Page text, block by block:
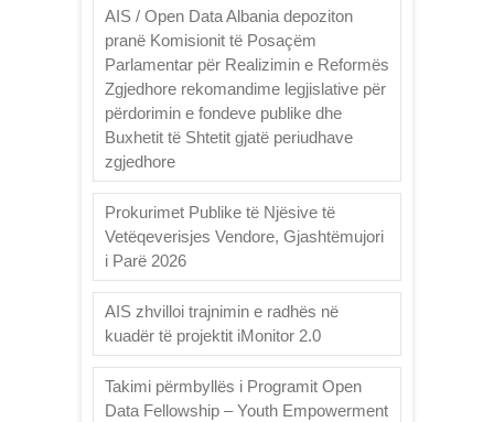
AIS / Open Data Albania depoziton
pranë Komisionit të Posaçëm
Parlamentar për Realizimin e Reformës
Zgjedhore rekomandime legjislative për
përdorimin e fondeve publike dhe
Buxhetit të Shtetit gjatë periudhave
zgjedhore
Prokurimet Publike të Njësive të
Vetëqeverisjes Vendore, Gjashtëmujori
i Parë 2026
AIS zhvilloi trajnimin e radhës në
kuadër të projektit iMonitor 2.0
Takimi përmbyllës i Programit Open
Data Fellowship – Youth Empowerment